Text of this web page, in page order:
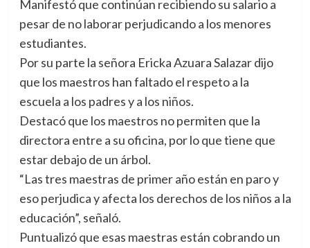
Manifestó que continúan recibiendo su salario a
pesar de no laborar perjudicando a los menores
estudiantes.
Por su parte la señora Ericka Azuara Salazar dijo
que los maestros han faltado el respeto a la
escuela a los padres y a los niños.
Destacó que los maestros no permiten que la
directora entre a su oficina, por lo que tiene que
estar debajo de un árbol.
“Las tres maestras de primer año están en paro y
eso perjudica y afecta los derechos de los niños a la
educación”, señaló.
Puntualizó que esas maestras están cobrando un